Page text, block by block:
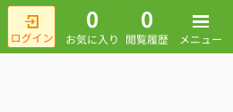
0
お気に入り
0
閲覧履歴 メニュー